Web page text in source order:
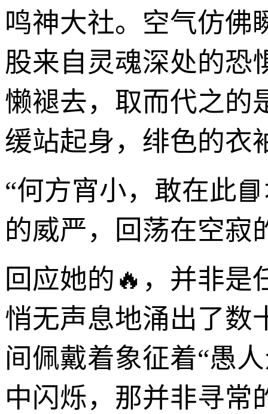
鸣神大社。空气仿佛
股来自灵魂深处的恐
懒褪去，取而代之的
缓站起身，绯色的衣
“何方宵小，敢在此
的威严，回荡在空寂
回应她的🔥，并非是
悄无声息地涌出了数
间佩戴着象征着“愚
中闪烁，那并非寻常